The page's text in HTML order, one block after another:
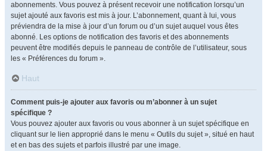
abonnements. Vous pouvez à présent recevoir une notification lorsqu’un
sujet ajouté aux favoris est mis à jour. L’abonnement, quant à lui, vous
préviendra de la mise à jour d’un forum ou d’un sujet auquel vous êtes
abonné. Les options de notification des favoris et des abonnements
peuvent être modifiés depuis le panneau de contrôle de l’utilisateur, sous
les « Préférences du forum ».
Haut
Comment puis-je ajouter aux favoris ou m’abonner à un sujet
spécifique ?
Vous pouvez ajouter aux favoris ou vous abonner à un sujet spécifique en
cliquant sur le lien approprié dans le menu « Outils du sujet », situé en haut
et en bas des sujets et parfois illustré par une image.